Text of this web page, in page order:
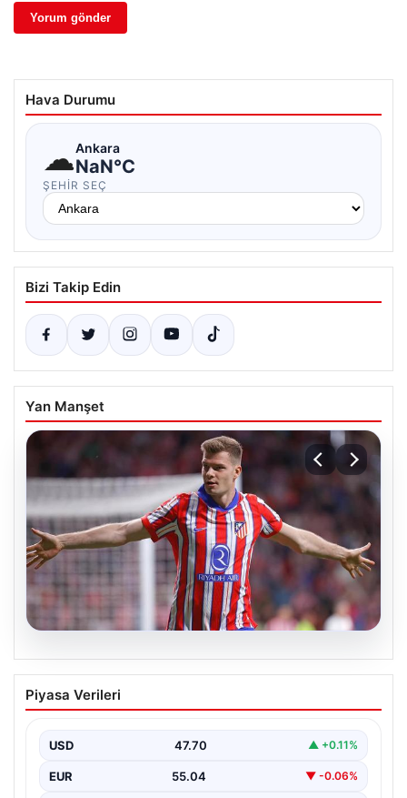
Hava Durumu
☁Ankara
NaN°C
ŞEHIR SEÇ
Bizi Takip Edin
Yan Manşet
Sörloth Transfer Yarışında Fenerbahçe
ve Beşiktaş Mücadelesi
sahne olurken, Süper Lig’in iki büyük devi,…
Piyasa Verileri
USD 47.70 ▲ +0.11%
EUR 55.04 ▼ -0.06%